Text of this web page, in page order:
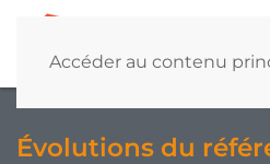
Accéder au contenu
Évolutions du